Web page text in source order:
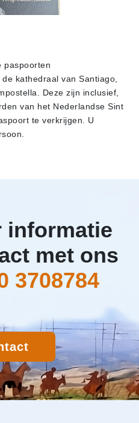
paspoorten
kathedraal van Santiago,
Deze zijn inclusief,
van het Nederlandse Sint
te verkrijgen. U
informatie
met ons
3708784